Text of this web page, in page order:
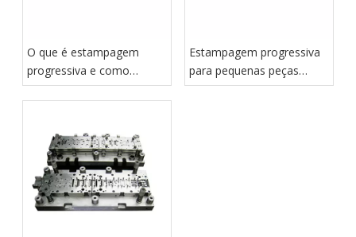
O que é estampagem
progressiva e como
funciona?
Estampagem progressiva
para pequenas peças
metálicas de precisão